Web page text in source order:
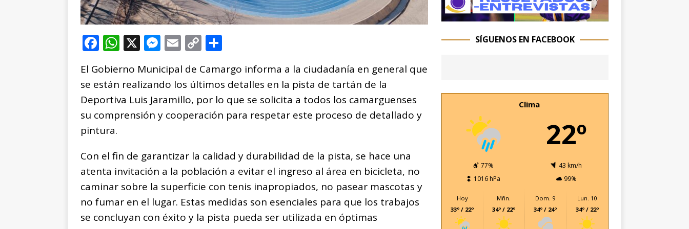
F
c
e
b
o
o
k
W
at
s
A
p
X M
ss
e
n
g
r
E
ai
l
C
p
y
Li
n
m
p
ar
ti
El Gobierno Municipal de Camargo informa a la ciudadanía en general que
se están realizando los últimos detalles en la pista de tartán de la
Deportiva Luis Jaramillo, por lo que se solicita a todos los camarguenses
su comprensión y cooperación para respetar este proceso de detallado y
pintura.
Con el fin de garantizar la calidad y durabilidad de la pista, se hace una
atenta invitación a la población a evitar el ingreso al área en bicicleta, no
caminar sobre la superficie con tenis inapropiados, no pasear mascotas y
no fumar en el lugar. Estas medidas son esenciales para que los trabajos
se concluyan con éxito y la pista pueda ser utilizada en óptimas
SÍGUENOS EN FACEBOOK
Clima
22º
77%
43 km/h
1016 hPa
99%
Hoy
33º / 22º
Mñn.
34º / 22º
Dom. 9
34º / 24º
Lun. 10
34º / 22º